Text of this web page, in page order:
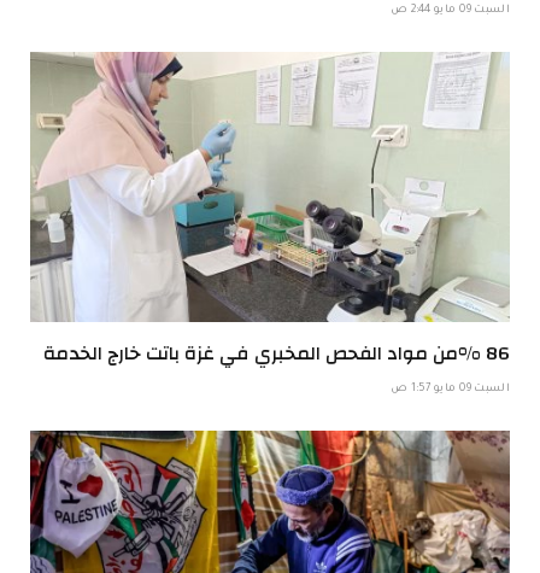
السبت 09 مايو 2:44 ص
86 %من مواد الفحص المخبري في غزة باتت خارج الخدمة
السبت 09 مايو 1:57 ص